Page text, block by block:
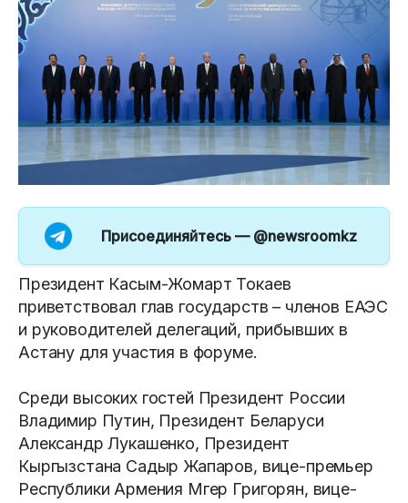
Присоединяйтесь — @newsroomkz
Президент Касым-Жомарт Токаев
приветствовал глав государств – членов ЕАЭС
и руководителей делегаций, прибывших в
Астану для участия в форуме.
Среди высоких гостей Президент России
Владимир Путин, Президент Беларуси
Александр Лукашенко, Президент
Кыргызстана Садыр Жапаров, вице-премьер
Республики Армения Мгер Григорян, вице-